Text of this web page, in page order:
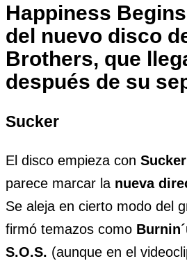
Happiness
del nuevo disco
Brothers, que
después de su
Sucker
El disco empieza con Sucker
parece marcar la nueva
Se aleja en cierto modo del
firmó temazos como
S.O.S. (aunque en el